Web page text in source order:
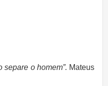
separe o homem”. Mateus